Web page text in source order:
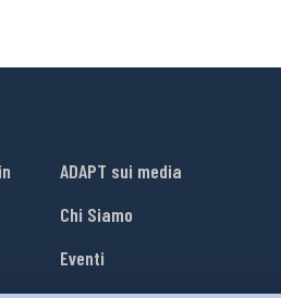
ADAPT sui media
Chi Siamo
Eventi